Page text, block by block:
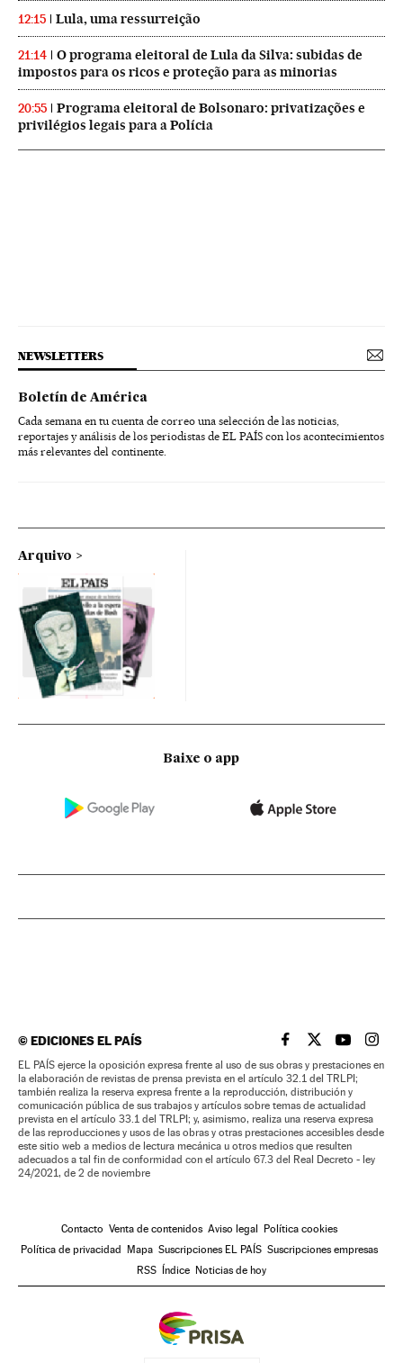
12:15 Lula, uma ressurreição
21:14
O programa eleitoral de Lula da Silva: subidas de
impostos para os ricos e proteção para as minorias
20:55
Programa eleitoral de Bolsonaro: privatizações e
privilégios legais para a Polícia
NEWSLETTERS
Boletín de América
Cada semana en tu cuenta de correo una selección de las noticias,
reportajes y análisis de los periodistas de EL PAÍS con los acontecimientos
más relevantes del continente.
Arquivo
Baixe o app
©EDICIONES EL PAÍS EL PAÍS BRASIL EN
EL PAÍSEL PAÍS
EL
EL PAÍS ejerce la oposición expresa frente al uso de sus obras y prestaciones en
la elaboración de revistas de prensa prevista en el artículo 32.1 del TRLPI;
también realiza la reserva expresa frente a la reproducción, distribución y
comunicación pública de sus trabajos y artículos sobre temas de actualidad
prevista en el artículo 33.1 del TRLPI; y, asimismo, realiza una reserva expresa
de las reproducciones y usos de las obras y otras prestaciones accesibles desde
este sitio web a medios de lectura mecánica u otros medios que resulten
adecuados a tal fin de conformidad con el artículo 67.3 del Real Decreto - ley
24/2021, de 2 de noviembre
Contacto Venta de contenidos Aviso legal
Política cookies
Política de privacidad
Mapa Suscripciones EL PAÍS Suscripciones empresas
RSS
Índice Noticias de hoy